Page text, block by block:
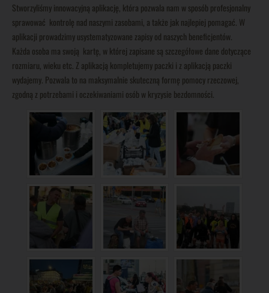
Stworzyliśmy innowacyjną aplikację, która pozwala nam w sposób profesjonalny
sprawować kontrolę nad naszymi zasobami, a także jak najlepiej pomagać. W
aplikacji prowadzimy usystematyzowane zapisy od naszych beneficjentów.
Każda osoba ma swoją kartę, w której zapisane są szczegółowe dane dotyczące
rozmiaru, wieku etc. Z aplikacją kompletujemy paczki i z aplikacją paczki
wydajemy. Pozwala to na maksymalnie skuteczną formę pomocy rzeczowej,
zgodną z potrzebami i oczekiwaniami osób w kryzysie bezdomności.